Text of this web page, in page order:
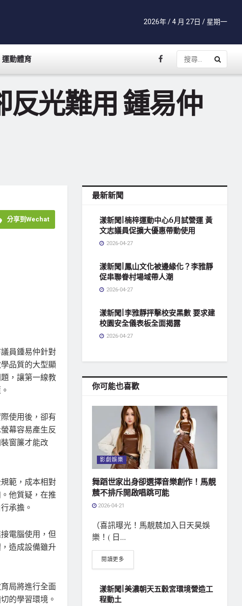
2026年 / 4 月 27日 / 星期一
運動體育
光難用 鍾易仲
分享到Wechat
員鍾易仲針對
品質的大型顯
，讓第一線教
使用後，卻有
幕容易產生反
窗簾才能改
範，成本相對
他質疑，在推
承擔。
電腦使用，但
造成設備雖升
局將進行全面
的學習環境。
最新新聞
漾新聞|楠梓運動中心6月試營運 黃
文志議員促擴大優惠帶動使用
2026-04-27
漾新聞|鳳山文化被邊緣化？李雅靜
促串聯眷村場域帶人潮
2026-04-27
漾新聞|李雅靜抨擊校安黑數 要求建
校園安全儀表板全面揭露
2026-04-27
你可能也喜歡
影劇娛樂
舞蹈世家出身卻選擇音樂創作！馬靚
辳不排斥開啟唱跳可能
2026-04-21
（喜訊曝光！馬靚辳加入日天昊娛
樂！( 日...
閱讀更多
漾新聞|美濃朝天五穀宮環境營造工
程動土